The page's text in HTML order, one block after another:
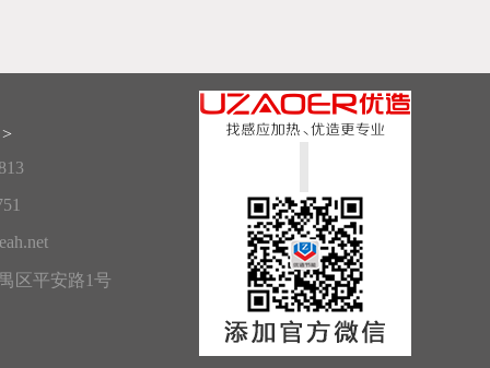
区平安路1号